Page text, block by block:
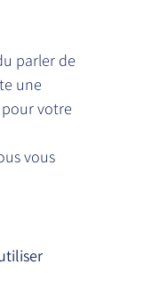
parler de
une
votre
vous